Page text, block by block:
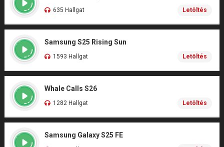
635 Hallgat Letöltés
Samsung S25 Rising Sun
1593 Hallgat Letöltés
Whale Calls S26
1282 Hallgat Letöltés
Samsung Galaxy S25 FE